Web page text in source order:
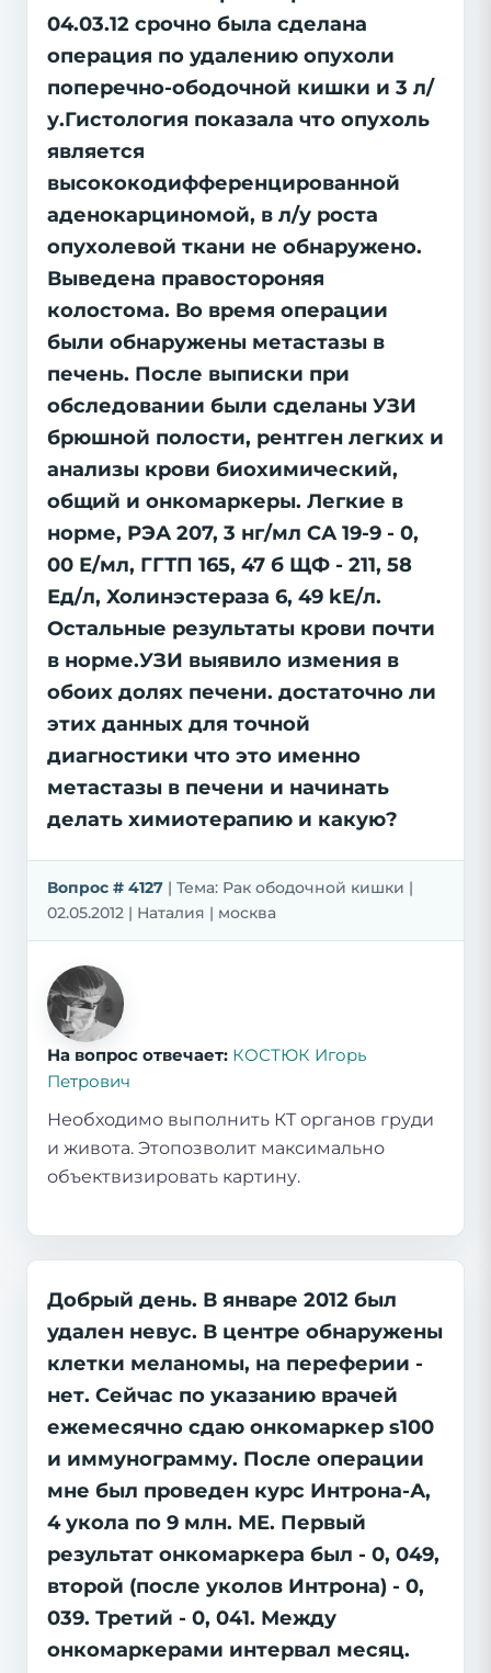
04.03.12 срочно была сделана
операция по удалению опухоли
поперечно-ободочной кишки и 3 л/
у.Гистология показала что опухоль
является
высококодифференцированной
аденокарциномой, в л/у роста
опухолевой ткани не обнаружено.
Выведена правостороняя
колостома. Во время операции
были обнаружены метастазы в
печень. После выписки при
обследовании были сделаны УЗИ
брюшной полости, рентген легких и
анализы крови биохимический,
общий и онкомаркеры. Легкие в
норме, РЭА 207, 3 нг/мл СА 19-9 - 0,
00 Е/мл, ГГТП 165, 47 б ЩФ - 211, 58
Ед/л, Холинэстераза 6, 49 kЕ/л.
Остальные результаты крови почти
в норме.УЗИ выявило измения в
обоих долях печени. достаточно ли
этих данных для точной
диагностики что это именно
метастазы в печени и начинать
делать химиотерапию и какую?
Вопрос # 4127 | Тема: Рак ободочной кишки |
02.05.2012 | Наталия | москва
На вопрос отвечает: КОСТЮК Игорь
Петрович
Необходимо выполнить КТ органов груди
и живота. Этопозволит максимально
объектвизировать картину.
Добрый день. В январе 2012 был
удален невус. В центре обнаружены
клетки меланомы, на переферии -
нет. Сейчас по указанию врачей
ежемесячно сдаю онкомаркер s100
и иммунограмму. После операции
мне был проведен курс Интрона-А,
4 укола по 9 млн. МЕ. Первый
результат онкомаркера был - 0, 049,
второй (после уколов Интрона) - 0,
039. Третий - 0, 041. Между
онкомаркерами интервал месяц.